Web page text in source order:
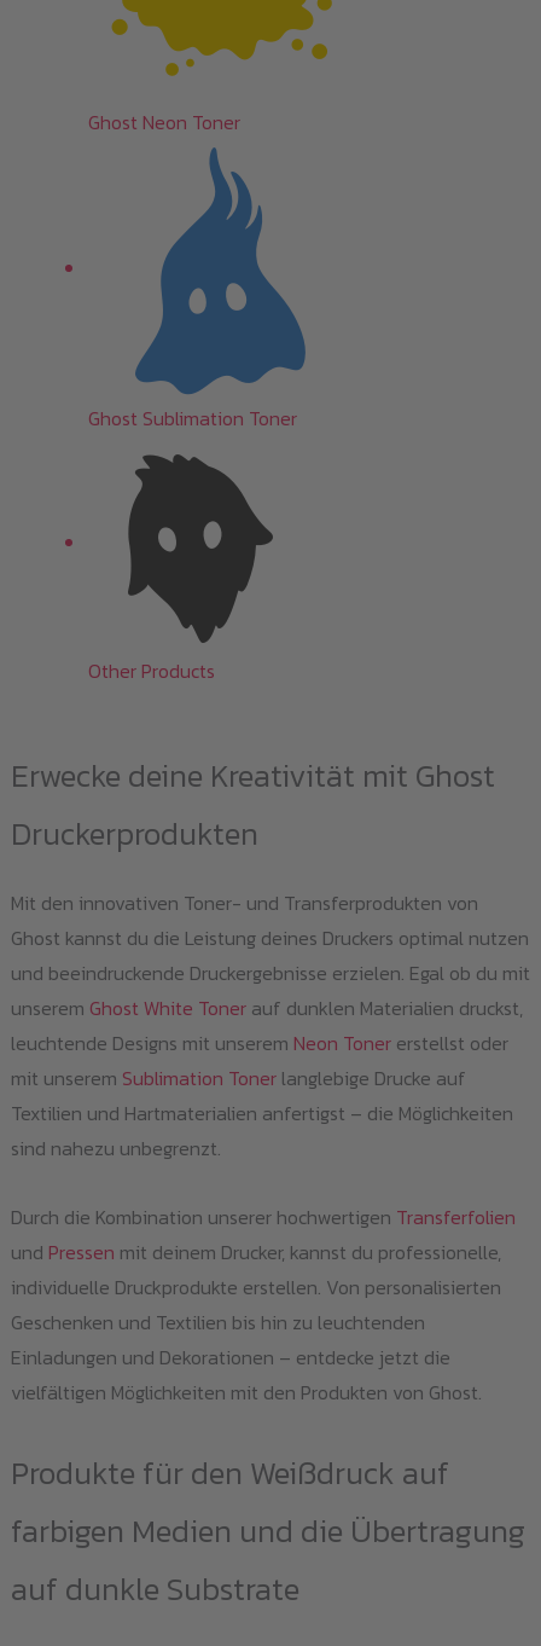
Ghost Neon Toner
Ghost Sublimation Toner
Other Products
Erwecke deine Kreativität mit Ghost
Druckerprodukten
Mit den innovativen Toner- und Transferprodukten von
Ghost kannst du die Leistung deines Druckers optimal nutzen
und beeindruckende Druckergebnisse erzielen. Egal ob du mit
unserem Ghost White Tonerauf dunklen Materialien druckst,
leuchtende Designs mit unserem Neon Tonererstellst oder
mit unserem Sublimation Tonerlanglebige Drucke auf
Textilien und Hartmaterialien anfertigst – die Möglichkeiten
sind nahezu unbegrenzt.
Durch die Kombination unserer hochwertigen Transferfolien
und Pressen mit deinem Drucker, kannst du professionelle,
individuelle Druckprodukte erstellen. Von personalisierten
Geschenken und Textilien bis hin zu leuchtenden
Einladungen und Dekorationen – entdecke jetzt die
vielfältigen Möglichkeiten mit den Produkten von Ghost.
Produkte für den Weißdruck auf
farbigen Medien und die Übertragung
auf dunkle Substrate